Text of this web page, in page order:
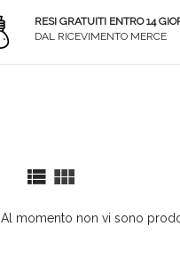
RESI GRATUITI ENTRO 14
DAL RICEVIMENTO MERCE
Al momento non vi sono